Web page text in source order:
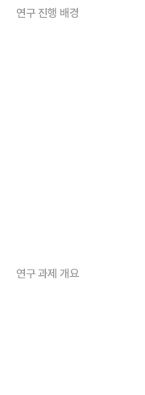
연구 진행 배경
연구 과제 개요